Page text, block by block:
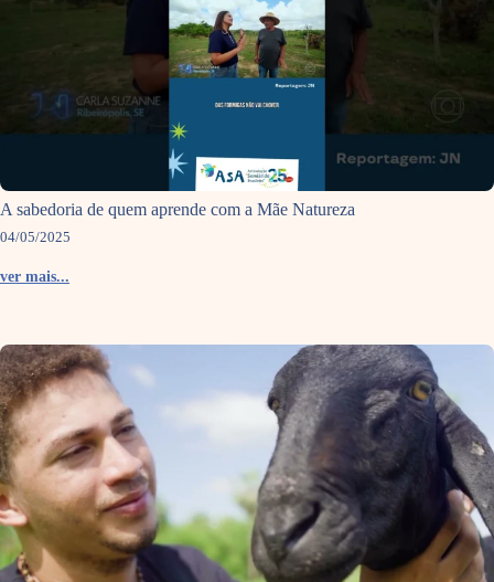
A sabedoria de quem aprende com a Mãe Natureza
04/05/2025
ver mais...